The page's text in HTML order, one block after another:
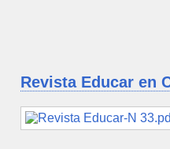
Revista Educar en